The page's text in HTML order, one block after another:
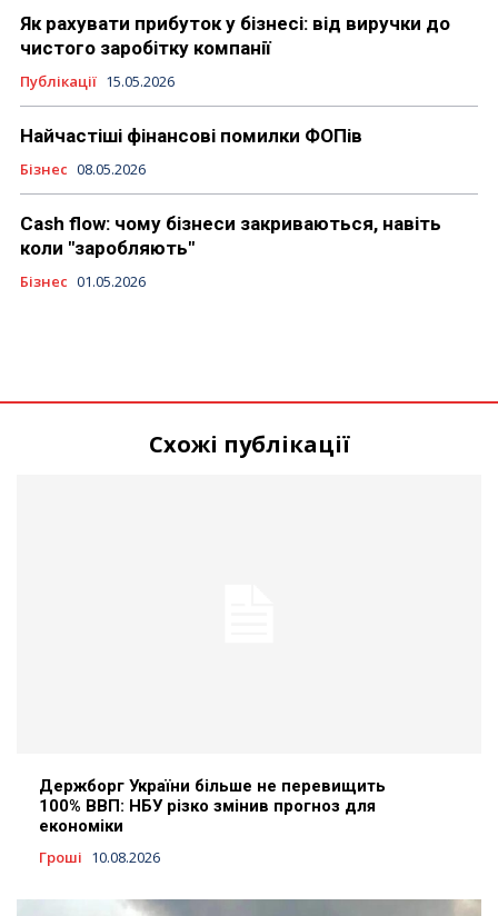
Як рахувати прибуток у бізнесі: від виручки до
чистого заробітку компанії
Публікації 15.05.2026
Найчастіші фінансові помилки ФОПів
Бізнес 08.05.2026
Cash flow: чому бізнеси закриваються, навіть
коли "заробляють"
Бізнес 01.05.2026
Схожі публікації
Держборг України більше не перевищить
100% ВВП: НБУ різко змінив прогноз для
економіки
Гроші 10.08.2026